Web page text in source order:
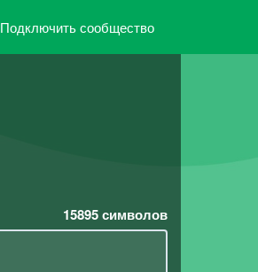
Подключить сообщество
15895символов